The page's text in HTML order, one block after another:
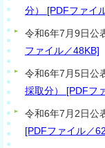
分） [PDFファイ
令和6年7月9日公
ファイル／48KB]
令和6年7月5日公
採取分） [PDFフ
令和6年7月2日公
[PDFファイル／